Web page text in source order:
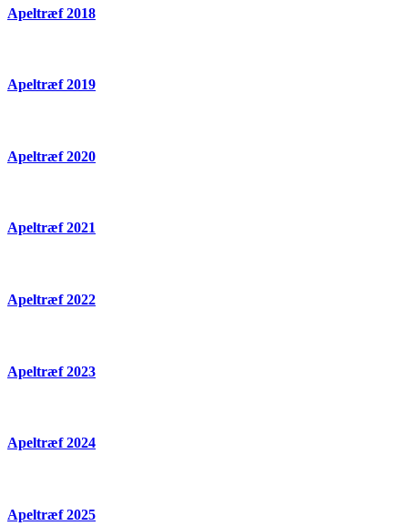
Apeltræf 2018
Apeltræf 2019
Apeltræf 2020
Apeltræf 2021
Apeltræf 2022
Apeltræf 2023
Apeltræf 2024
Apeltræf 2025